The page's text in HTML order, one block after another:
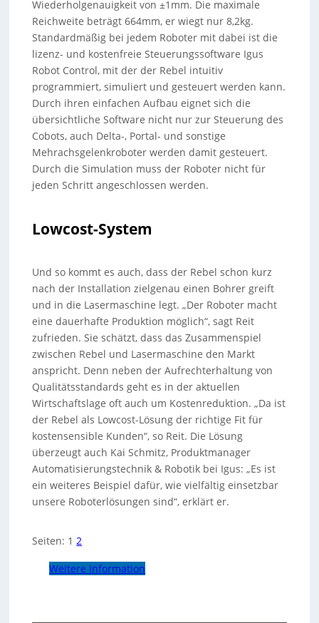
Wiederholgenauigkeit von ±1mm. Die maximale
Reichweite beträgt 664mm, er wiegt nur 8,2kg.
Standardmäßig bei jedem Roboter mit dabei ist die
lizenz- und kostenfreie Steuerungssoftware Igus
Robot Control, mit der der Rebel intuitiv
programmiert, simuliert und gesteuert werden kann.
Durch ihren einfachen Aufbau eignet sich die
übersichtliche Software nicht nur zur Steuerung des
Cobots, auch Delta-, Portal- und sonstige
Mehrachsgelenkroboter werden damit gesteuert.
Durch die Simulation muss der Roboter nicht für
jeden Schritt angeschlossen werden.
Lowcost-System
Und so kommt es auch, dass der Rebel schon kurz
nach der Installation zielgenau einen Bohrer greift
und in die Lasermaschine legt. „Der Roboter macht
eine dauerhafte Produktion möglich“, sagt Reit
zufrieden. Sie schätzt, dass das Zusammenspiel
zwischen Rebel und Lasermaschine den Markt
anspricht. Denn neben der Aufrechterhaltung von
Qualitätsstandards geht es in der aktuellen
Wirtschaftslage oft auch um Kostenreduktion. „Da ist
der Rebel als Lowcost-Lösung der richtige Fit für
kostensensible Kunden“, so Reit. Die Lösung
überzeugt auch Kai Schmitz, Produktmanager
Automatisierungstechnik & Robotik bei Igus: „Es ist
ein weiteres Beispiel dafür, wie vielfältig einsetzbar
unsere Roboterlösungen sind“, erklärt er.
Seiten: 1 2
Weitere Information